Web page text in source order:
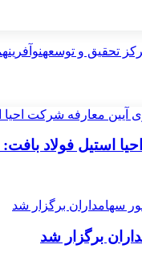
تحقیق و توسعهنوآفرین
استیل فولاد
برگزار شد